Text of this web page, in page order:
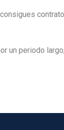
periodo